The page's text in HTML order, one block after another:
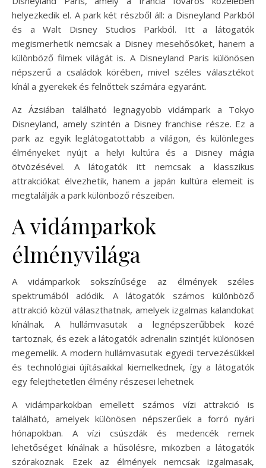
helyezkedik el. A park két részből áll: a Disneyland Parkból
és a Walt Disney Studios Parkból. Itt a látogatók
megismerhetik nemcsak a Disney mesehősöket, hanem a
különböző filmek világát is. A Disneyland Paris különösen
népszerű a családok körében, mivel széles választékot
kínál a gyerekek és felnőttek számára egyaránt.
Az Ázsiában található legnagyobb vidámpark a Tokyo
Disneyland, amely szintén a Disney franchise része. Ez a
park az egyik leglátogatottabb a világon, és különleges
élményeket nyújt a helyi kultúra és a Disney mágia
ötvözésével. A látogatók itt nemcsak a klasszikus
attrakciókat élvezhetik, hanem a japán kultúra elemeit is
megtalálják a park különböző részeiben.
A vidámparkok
élményvilága
A vidámparkok sokszínűsége az élmények széles
spektrumából adódik. A látogatók számos különböző
attrakció közül választhatnak, amelyek izgalmas kalandokat
kínálnak. A hullámvasutak a legnépszerűbbek közé
tartoznak, és ezek a látogatók adrenalin szintjét különösen
megemelik. A modern hullámvasutak egyedi tervezésükkel
és technológiai újításaikkal kiemelkednek, így a látogatók
egy felejthetetlen élmény részesei lehetnek.
A vidámparkokban emellett számos vízi attrakció is
található, amelyek különösen népszerűek a forró nyári
hónapokban. A vízi csúszdák és medencék remek
lehetőséget kínálnak a hűsölésre, miközben a látogatók
szórakoznak. Ezek az élmények nemcsak izgalmasak,